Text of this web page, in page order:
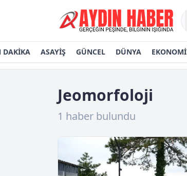
DAKİKA ASAYİŞ GÜNCEL DÜNYA EKONOMİ
Jeomorfoloji
1 haber bulundu